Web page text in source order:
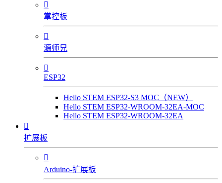

掌控板

源师兄

ESP32
Hello STEM ESP32-S3 MOC（NEW）
Hello STEM ESP32-WROOM-32EA-MOC
Hello STEM ESP32-WROOM-32EA

扩展板

Arduino-扩展板